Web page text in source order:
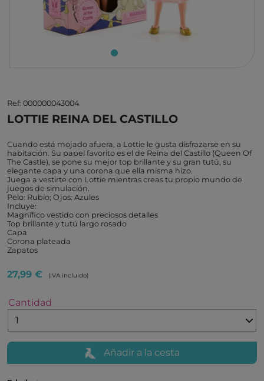
Ref: 000000043004
LOTTIE REINA DEL CASTILLO
Cuando está mojado afuera, a Lottie le gusta disfrazarse en su
habitación. Su papel favorito es el de Reina del Castillo (Queen Of
The Castle), se pone su mejor top brillante y su gran tutú, su
elegante capa y una corona que ella misma hizo.
Juega a vestirte con Lottie mientras creas tu propio mundo de
juegos de simulación.
Pelo: Rubio; Ojos: Azules
Incluye:
Magnífico vestido con preciosos detalles
Top brillante y tutú largo rosado
Capa
Corona plateada
Zapatos
27,99 € (IVA incluido)
Cantidad
Añadir a la cesta